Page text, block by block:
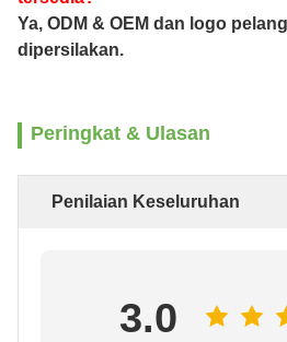
Ya, ODM & OEM dan logo
dipersilakan.
Peringkat & Ulasan
Penilaian Keseluruhan
3.0